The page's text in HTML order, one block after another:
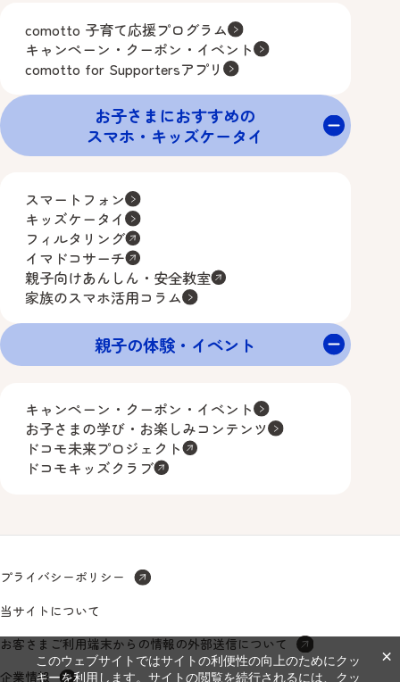
comotto 子育て応援プログラム
キャンペーン・クーポン・イベント
comotto for Supportersアプリ
お子さまにおすすめの
スマホ・キッズケータイ
スマートフォン
キッズケータイ
フィルタリング
イマドコサーチ
親子向けあんしん・安全教室
家族のスマホ活用コラム
親子の体験・イベント
キャンペーン・クーポン・イベント
お子さまの学び・お楽しみコンテンツ
ドコモ未来プロジェクト
ドコモキッズクラブ
×
このウェブサイトではサイトの利便性の向上のためにクッ
キーを利用します。サイトの閲覧を続行されるには、クッ
プライバシーポリシー
当サイトについて
お客さまご利用端末からの情報の外部送信について
企業情報